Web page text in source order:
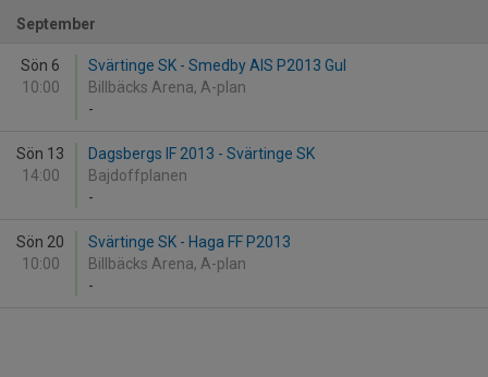
September
Sön 6
10:00
Svärtinge SK - Smedby AIS P2013 Gul
Billbäcks Arena, A-plan
-
Sön 13
14:00
Dagsbergs IF 2013 - Svärtinge SK
Bajdoffplanen
-
Sön 20
10:00
Svärtinge SK - Haga FF P2013
Billbäcks Arena, A-plan
-